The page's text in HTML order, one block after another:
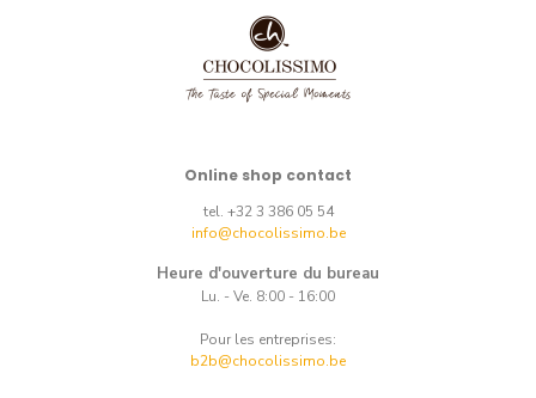
Online shop contact
tel. +32 3 386 05 54
info@chocolissimo.be
Heure d'ouverture du bureau
Lu. - Ve. 8:00 - 16:00
Pour les entreprises:
b2b@chocolissimo.be